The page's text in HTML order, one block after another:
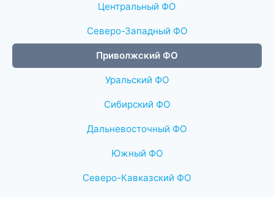
Центральный ФО
Северо-Западный ФО
Приволжский ФО
Уральский ФО
Сибирский ФО
Дальневосточный ФО
Южный ФО
Северо-Кавказский ФО